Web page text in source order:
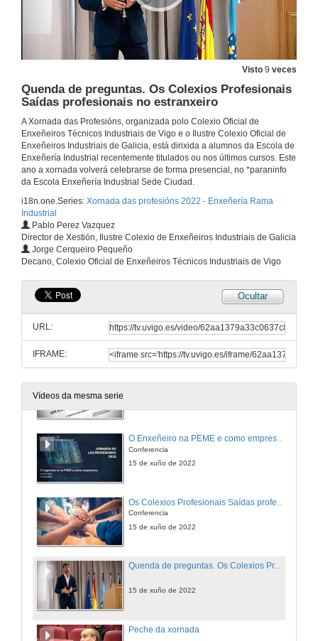
Visto 9 veces
Quenda de preguntas. Os Colexios Profesionais
Saídas profesionais no estranxeiro
A Xornada das Profesións, organizada polo Colexio Oficial de
Enxeñeiros Técnicos Industriais de Vigo e o Ilustre Colexio Oficial de
Enxeñeiros Industriais de Galicia, está dirixida a alumnos da Escola de
Enxeñería Industrial recentemente titulados ou nos últimos cursos. Este
ano a xornada volverá celebrarse de forma presencial, no *paraninfo
da Escola Enxeñería Industrial Sede Ciudad.
i18n.one.Series: Xornada das profesións 2022 - Enxeñería Rama
Industrial
Pablo Perez Vazquez
Director de Xestión, Ilustre Colexio de Enxeñeiros Industriais de Galicia
Jorge Cerqueiro Pequeño
Decano, Colexio Oficial de Enxeñeiros Técnicos Industriais de Vigo
Ocultar
URL:
IFRAME:
Vídeos da mesma serie
Conferencia
15 de xuño de 2022
Estancias no estranxeiro
A función comercial do Enxeñeiro
Conferencia
15 de xuño de 2022
O Enxeñeiro na gran empresa
O Enxeñeiro na Administración Pública
Conferencia
Conferencia
15 de xuño de 2022
O Enxeñeiro na PEME e como empresario
Conferencia
15 de xuño de 2022
Conferencia
15 de xuño de 2022
Quenda de preguntas. Os Colexios Profesionais Saídas profesionais no estranxeiro
15 de xuño de 2022
Peche da xornada